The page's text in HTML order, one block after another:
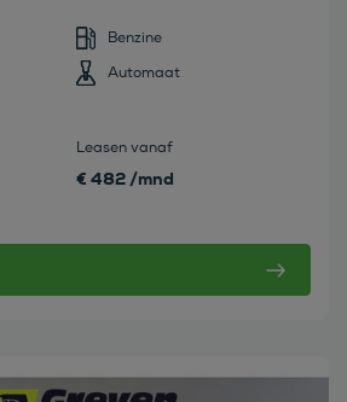
Benzine
Automaat
Leasen vanaf
€ 482 /mnd